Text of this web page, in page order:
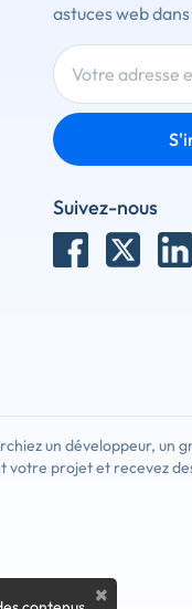
astuces web
Suivez-nous
un développeur, un
projet et recevez
×